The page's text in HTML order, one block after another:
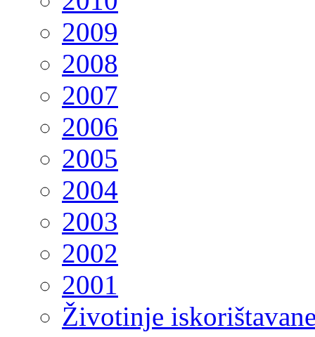
2009
2008
2007
2006
2005
2004
2003
2002
2001
Životinje